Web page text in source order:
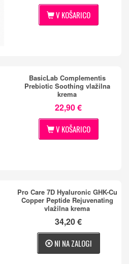
V KOŠARICO
BasicLab Complementis
Prebiotic Soothing vlažilna
krema
22,90 €
V KOŠARICO
Pro Care 7D Hyaluronic GHK-Cu
Copper Peptide Rejuvenating
vlažilna krema
34,20 €
NI NA ZALOGI